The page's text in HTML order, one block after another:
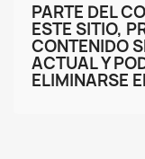
PARTE DEL
ESTE SITIO,
CONTENIDO
ACTUAL Y
ELIMINARSE